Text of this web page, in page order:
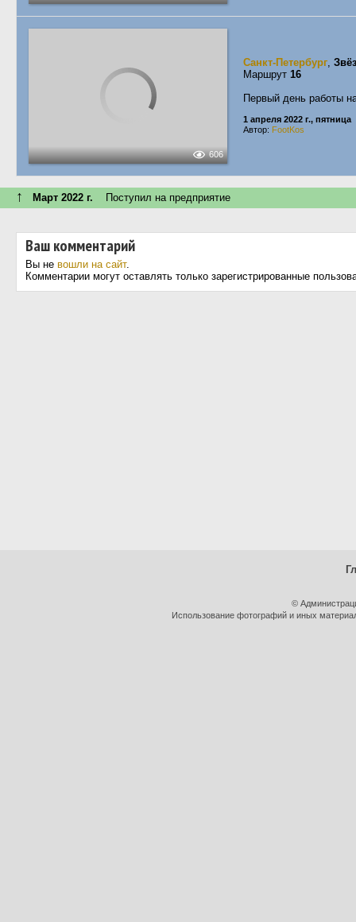
606
Санкт-Петербург,
Маршрут 16
Первый день работы
1 апреля 2022 г., пятница
Автор: FootKos
↑ Март 2022 г. Поступил на предприятие
Ваш комментарий
Вы не вошли на сайт.
Комментарии могут оставлять только зарегистрированные
©
Использование фотографий и иных